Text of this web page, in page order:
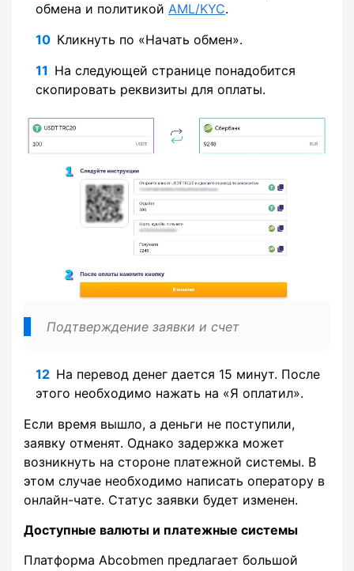
обмена и политикой AML/KYC.
Кликнуть по «Начать обмен».
На следующей странице понадобится
скопировать реквизиты для оплаты.
Подтверждение заявки и счет
На перевод денег дается 15 минут. После
этого необходимо нажать на «Я оплатил».
Если время вышло, а деньги не поступили,
заявку отменят. Однако задержка может
возникнуть на стороне платежной системы. В
этом случае необходимо написать оператору в
онлайн-чате. Статус заявки будет изменен.
Доступные валюты и платежные системы
Платформа Abcobmen предлагает большой